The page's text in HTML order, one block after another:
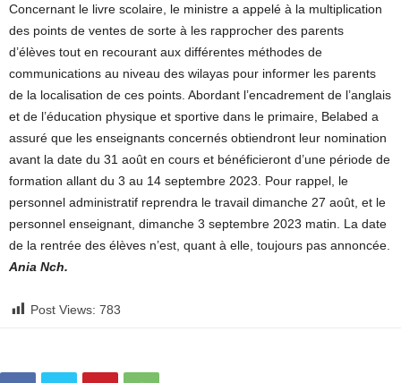
Concernant le livre scolaire, le ministre a appelé à la multiplication
des points de ventes de sorte à les rapprocher des parents
d’élèves tout en recourant aux différentes méthodes de
communications au niveau des wilayas pour informer les parents
de la localisation de ces points. Abordant l’encadrement de l’anglais
et de l’éducation physique et sportive dans le primaire, Belabed a
assuré que les enseignants concernés obtiendront leur nomination
avant la date du 31 août en cours et bénéficieront d’une période de
formation allant du 3 au 14 septembre 2023. Pour rappel, le
personnel administratif reprendra le travail dimanche 27 août, et le
personnel enseignant, dimanche 3 septembre 2023 matin. La date
de la rentrée des élèves n’est, quant à elle, toujours pas annoncée.
Ania Nch.
Post Views: 783